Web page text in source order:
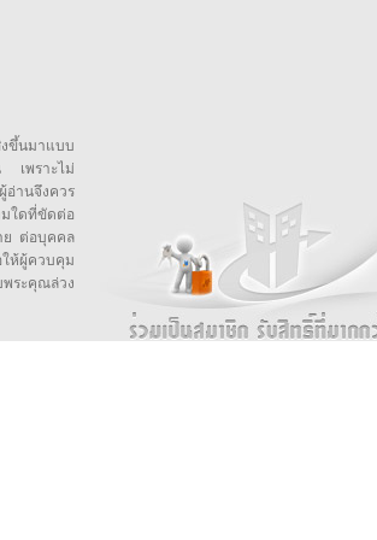
ขึ้นมาแบบ
เพราะไม่
อ่านจึงควร
ใดที่ขัดต่อ
ย ต่อบุคคล
ให้ผู้ควบคุม
ระคุณล่วง